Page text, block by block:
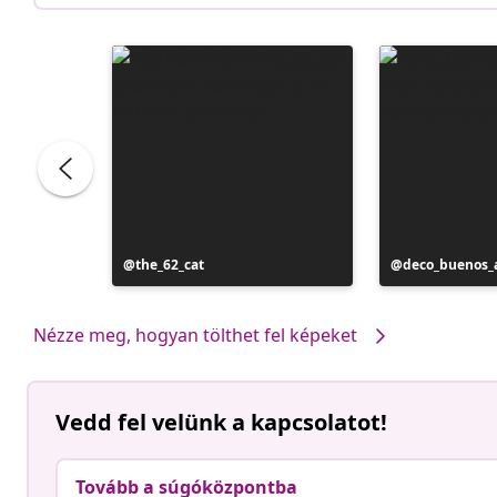
Bejegyzés
közzétevője
the_62_cat
Bejegyzés
közzétevője
Nézze meg, hogyan tölthet fel képeket
Vedd fel velünk a kapcsolatot!
Tovább a súgóközpontba